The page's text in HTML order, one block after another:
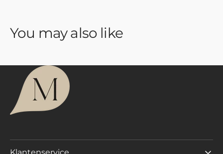
|
Woods
|
Woods
You may also like